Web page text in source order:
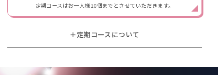
定期コースはお一人様10個までとさせていただきます。
＋定期コースについて